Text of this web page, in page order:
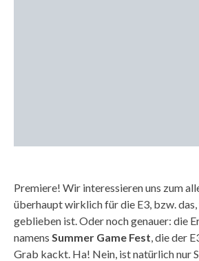
Premiere! Wir interessieren uns zum
überhaupt wirklich für die E3, bzw.
geblieben ist. Oder noch genauer: die
namens Summer Game Fest , die der
Grab kackt. Ha! Nein, ist natürlich nur